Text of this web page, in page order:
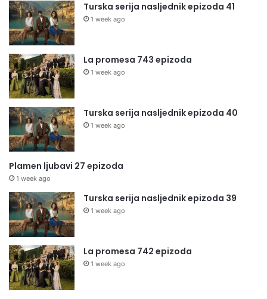
Turska serija nasljednik epizoda 41
1 week ago
La promesa 743 epizoda
1 week ago
Turska serija nasljednik epizoda 40
1 week ago
Plamen ljubavi 27 epizoda
1 week ago
Turska serija nasljednik epizoda 39
1 week ago
La promesa 742 epizoda
1 week ago